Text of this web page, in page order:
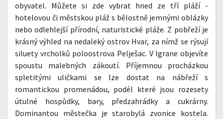
obyvatel. Můžete si zde vybrat hned ze tří pláží -
hotelovou či městskou pláž s bělostně jemnými oblázky
nebo odlehlejší přírodní, naturistické pláže. Z pobřeží je
krásný výhled na nedaleký ostrov Hvar, za nímž se rýsují
siluety vrcholků poloostrova Pelješac. V Igrane objevíte
spoustu malebných zákoutí. Příjemnou procházkou
spletitými uličkami se lze dostat na nábřeží s
romantickou promenádou, podél které jsou rozesety
útulné hospůdky, bary, předzahrádky a cukrárny.
Dominantou městečka je starobylá zvonice kostela.